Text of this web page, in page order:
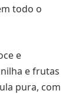
todo o
e
e frutas
pura, com